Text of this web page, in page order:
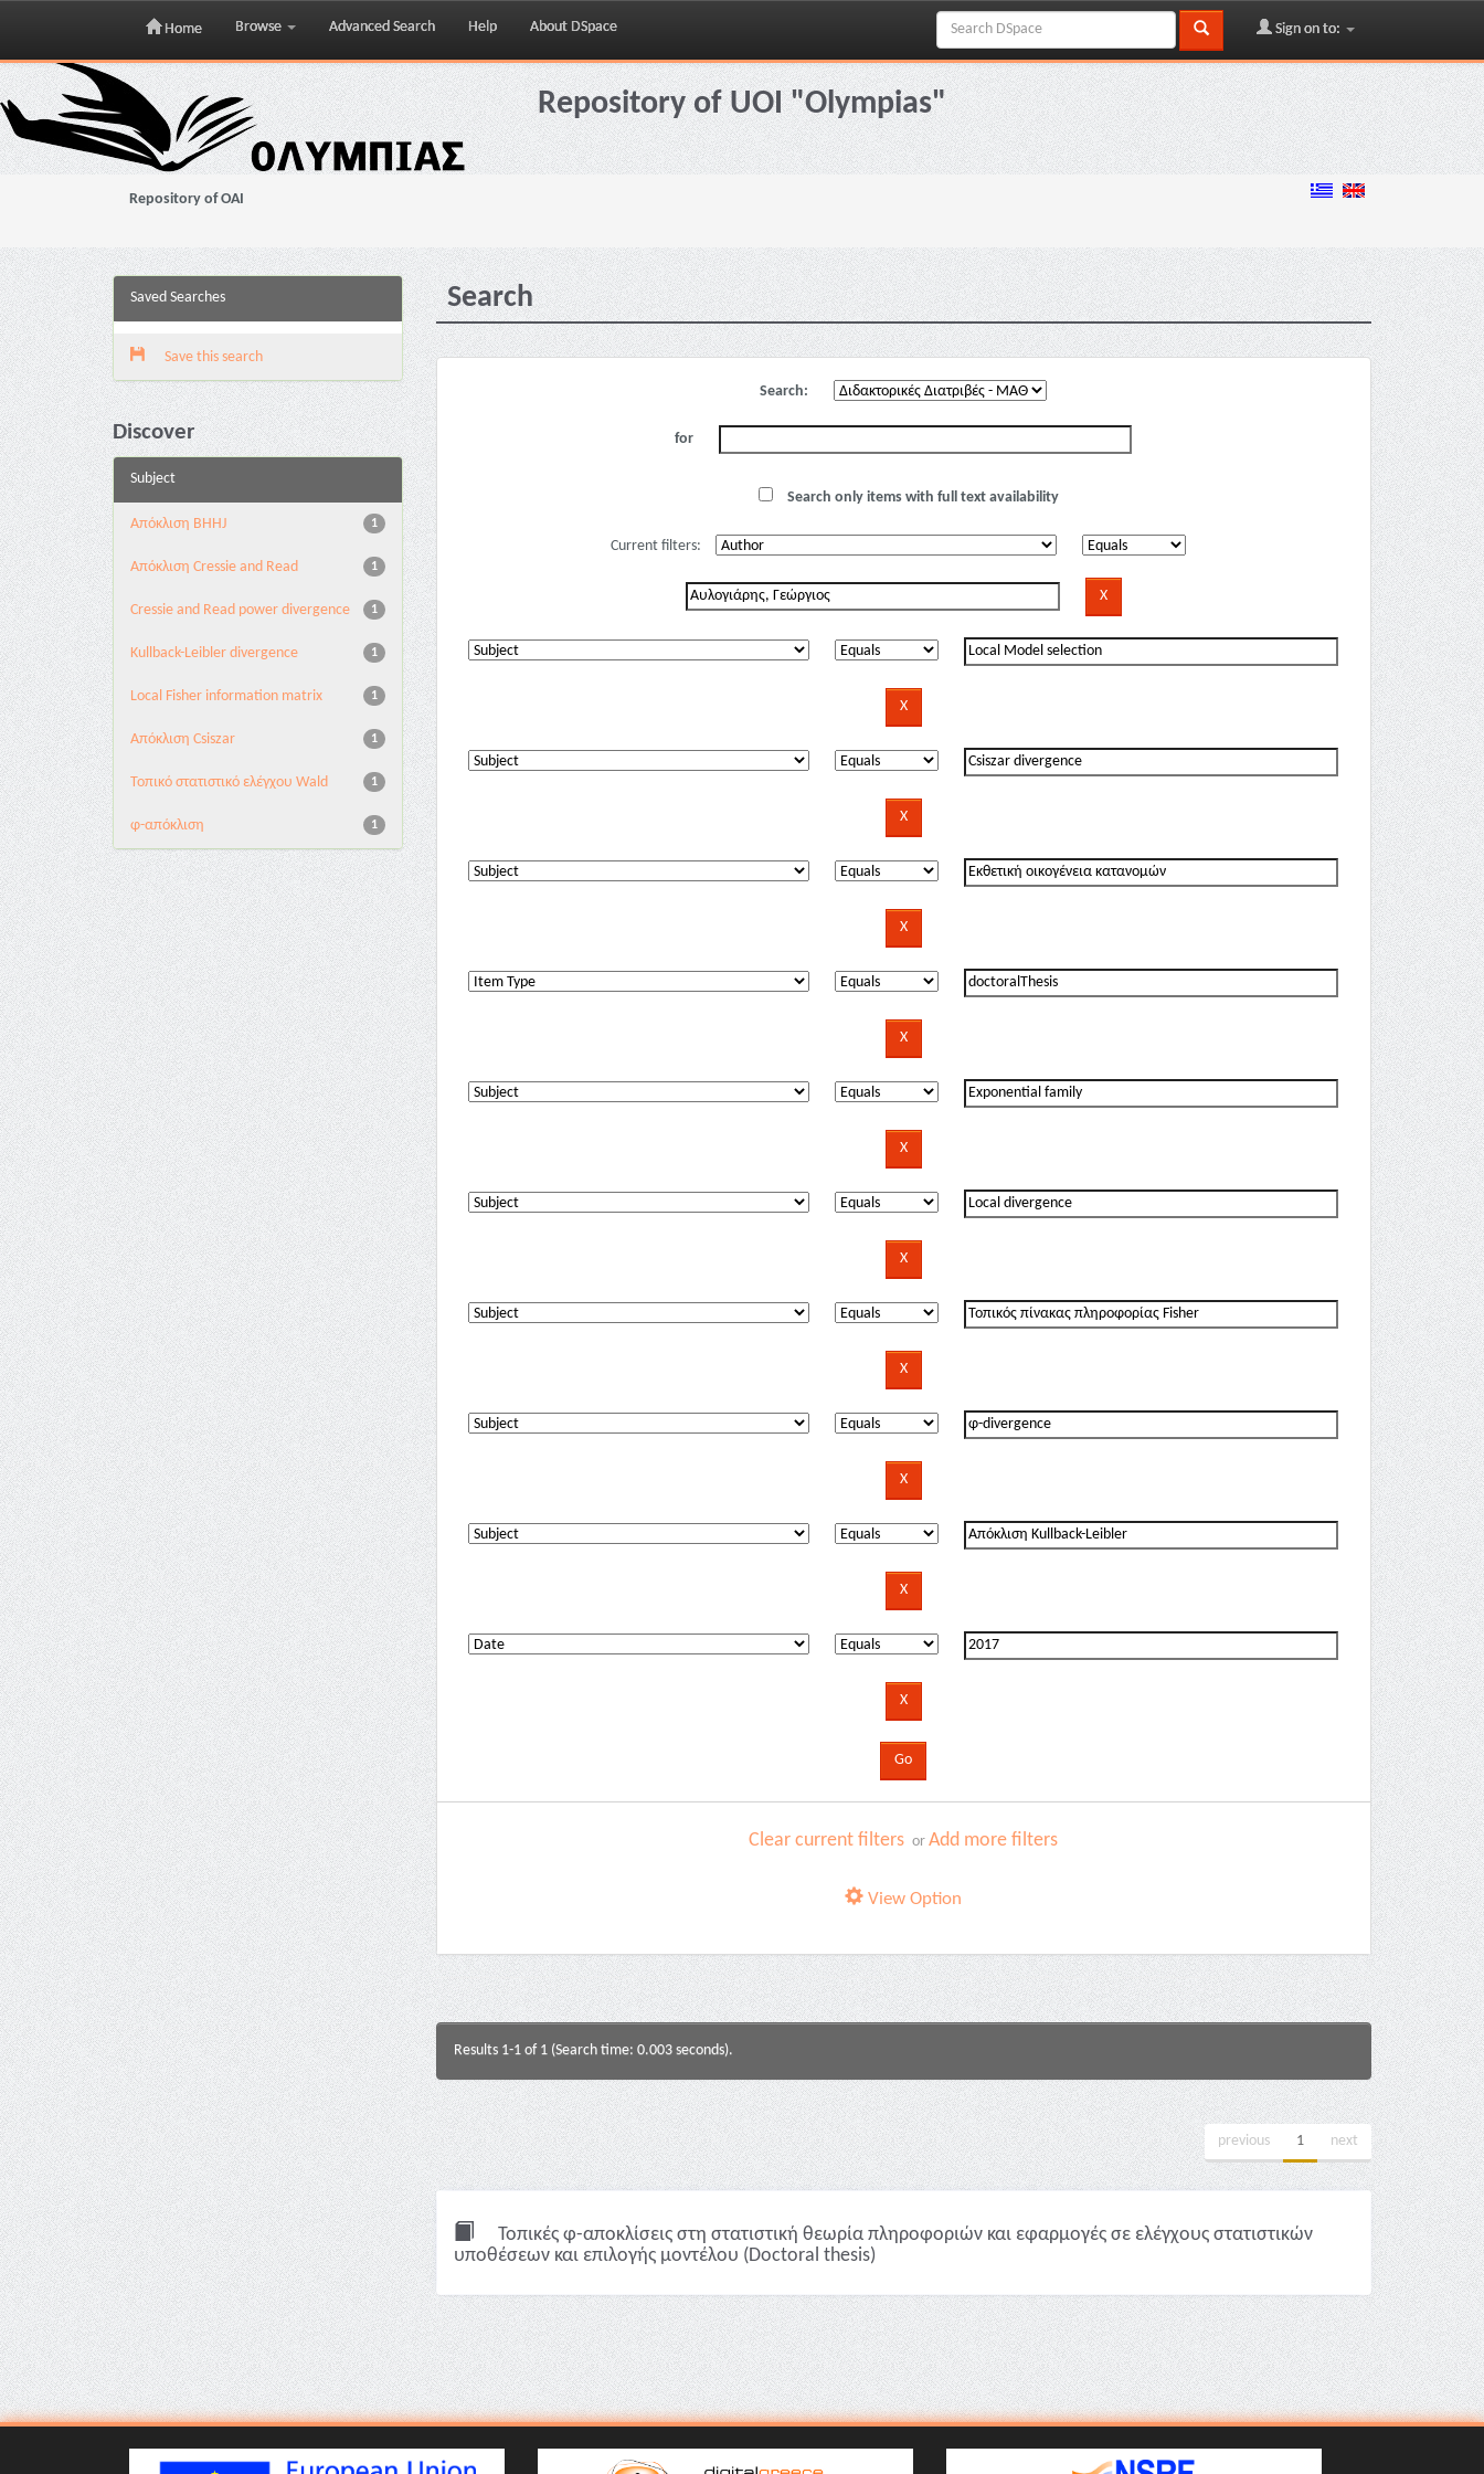
Skip
navigation
Home Browse Advanced Search Help About DSpace Sign on to:
Repository of UOI "Olympias"
Repository of OAI
Saved Searches
Save this search
Discover
Subject
1
Aπόκλιση BHHJ
1
Aπόκλιση Cressie and Read
1
Cressie and Read power divergence
1
Kullback-Leibler divergence
1
Local Fisher information matrix
1
Απόκλιση Csiszar
1
Τοπικό στατιστικό ελέγχου Wald
1
φ-απόκλιση
Search
Search:
for
Search only items with full text availability
Current filters:
Clear current filters orAdd more filters
View Option
Results 1-1 of 1 (Search time: 0.003 seconds).
previous 1 next
Τοπικές φ-αποκλίσεις στη στατιστική θεωρία πληροφοριών και εφαρμογές σε ελέγχους στατιστικών
υποθέσεων και επιλογής μοντέλου (Doctoral thesis)